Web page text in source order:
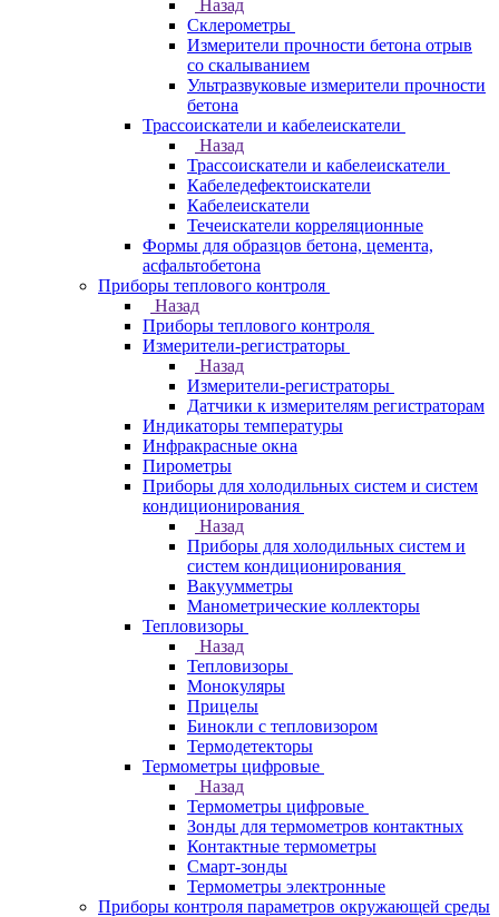
Назад
Склерометры
Измерители прочности бетона отрыв
со скалыванием
Ультразвуковые измерители прочности
бетона
Трассоискатели и кабелеискатели
Назад
Трассоискатели и кабелеискатели
Кабеледефектоискатели
Кабелеискатели
Течеискатели корреляционные
Формы для образцов бетона, цемента,
асфальтобетона
Приборы теплового контроля
Назад
Приборы теплового контроля
Измерители-регистраторы
Назад
Измерители-регистраторы
Датчики к измерителям регистраторам
Индикаторы температуры
Инфракрасные окна
Пирометры
Приборы для холодильных систем и систем
кондиционирования
Назад
Приборы для холодильных систем и
систем кондиционирования
Вакуумметры
Манометрические коллекторы
Тепловизоры
Назад
Тепловизоры
Монокуляры
Прицелы
Бинокли с тепловизором
Термодетекторы
Термометры цифровые
Назад
Термометры цифровые
Зонды для термометров контактных
Контактные термометры
Смарт-зонды
Термометры электронные
Приборы контроля параметров окружающей среды